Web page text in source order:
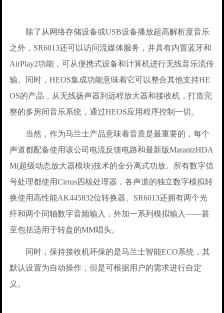
除了从网络存储设备或USB设备播放超高解析度音乐
之外，SR6013还可以访问流媒体服务，并具有内置蓝牙和
AirPlay2功能，可从便携式设备和计算机进行无线音乐流传
输。同时，HEOS集成功能意味着它可以整合其他支持HE
OS的产品，从无线扬声器到远程放大器和接收机，打造完
整的多房间音乐系统，通过HEOS应用程序控制一切。
当然，作为马兰士产品意味着音质是最重要的，每个
声道都配备使用该公司电流反馈电路和最新版MarantzHDA
M(超级动态放大器模块)技术的全分离式功放。所有数字信
号处理都使用Cirrus四核处理器，各声道的独立数字模拟转
换使用高性能AK445832位转换器。SR6013还拥有两个光
纤和两个同轴数字音频输入，外加一系列模拟输入——甚
至包括适用于转盘的MM唱头。
同时，保持接收机环保的是马兰士智能ECO系统，其
默认设置为自动操作，但是可根据用户的需求进行自定
义。